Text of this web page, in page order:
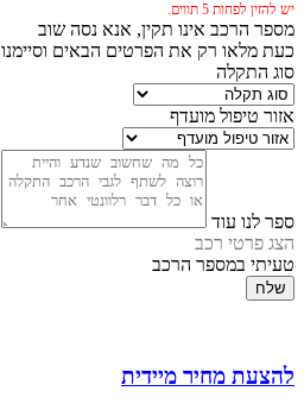
יש להזין לפחות 5 תווים.
מספר הרכב אינו תקין, אנא נסה שוב
כעת מלאו רק את הפרטים הבאים וסיימנו
סוג התקלה
אזור טיפול מועדף
ספר לנו עוד
הצג פרטי רכב
טעיתי במספר הרכב
שלח
להצעת מחיר מיידית